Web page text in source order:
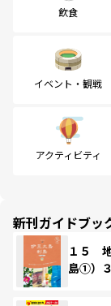
飲食
イベント・観戦
アクティビティ
新刊ガイドブッ
１５
島①）